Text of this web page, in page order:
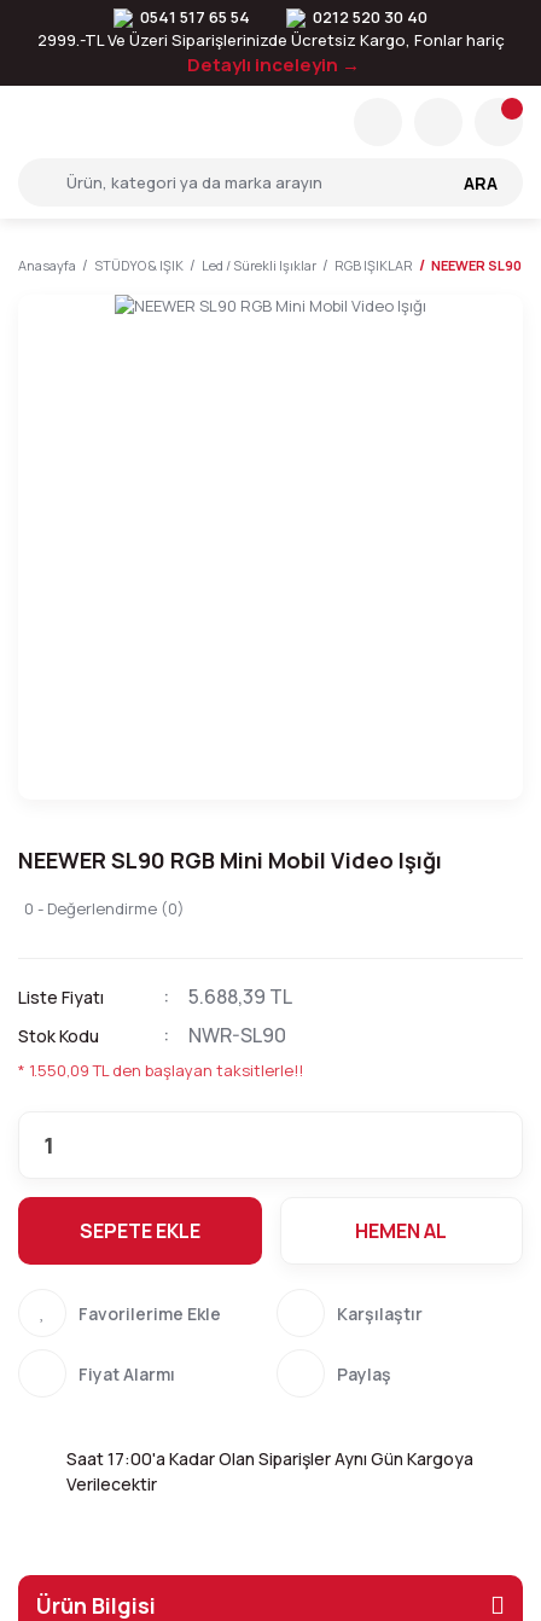
0541 517 65 54
0212 520 30 40
2999.-TL Ve Üzeri Siparişlerinizde Ücretsiz Kargo, Fonlar hariç
Detaylı inceleyin →
ARA
Anasayfa STÜDYO & IŞIK Led / Sürekli Işıklar RGB IŞIKLAR NEEWER SL90
NEEWER SL90 RGB Mini Mobil Video Işığı
0 - Değerlendirme (0)
Liste Fiyatı 5.688,39 TL
Stok Kodu NWR-SL90
* 1.550,09 TL den başlayan taksitlerle!!
SEPETE EKLE HEMEN AL
Karşılaştır
Fiyat Alarmı Paylaş
Saat 17:00'a Kadar Olan Siparişler Aynı Gün Kargoya
Verilecektir
Ürün Bilgisi